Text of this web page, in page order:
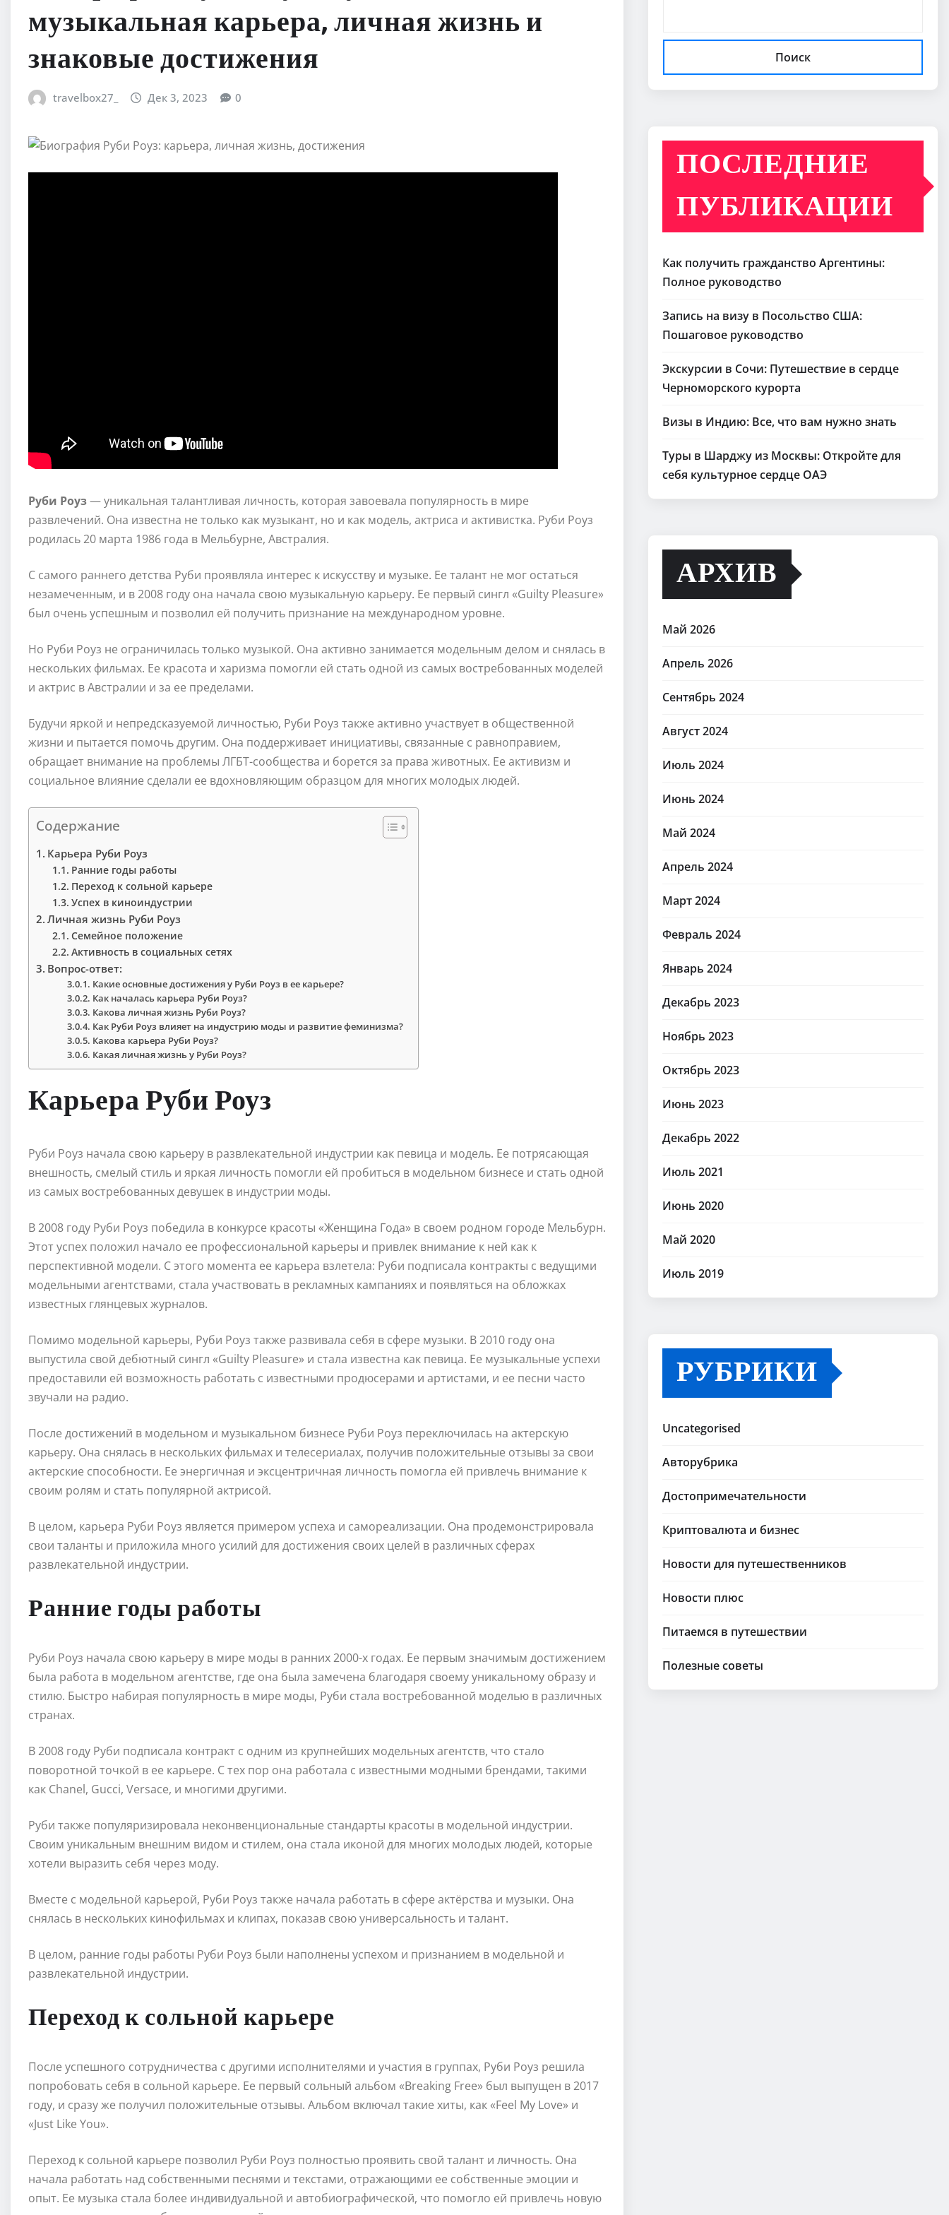
музыкальная карьера, личная жизнь и
знаковые достижения
travelbox27_ Дек 3, 2023 0
Руби Роуз— уникальная талантливая личность, которая завоевала популярность в мире
развлечений. Она известна не только как музыкант, но и как модель, актриса и активистка. Руби Роуз
родилась 20 марта 1986 года в Мельбурне, Австралия.
С самого раннего детства Руби проявляла интерес к искусству и музыке. Ее талант не мог остаться
незамеченным, и в 2008 году она начала свою музыкальную карьеру. Ее первый сингл «Guilty Pleasure»
был очень успешным и позволил ей получить признание на международном уровне.
Но Руби Роуз не ограничилась только музыкой. Она активно занимается модельным делом и снялась в
нескольких фильмах. Ее красота и харизма помогли ей стать одной из самых востребованных моделей
и актрис в Австралии и за ее пределами.
Будучи яркой и непредсказуемой личностью, Руби Роуз также активно участвует в общественной
жизни и пытается помочь другим. Она поддерживает инициативы, связанные с равноправием,
обращает внимание на проблемы ЛГБТ-сообщества и борется за права животных. Ее активизм и
социальное влияние сделали ее вдохновляющим образцом для многих молодых людей.
Содержание
Карьера Руби Роуз
Ранние годы работы
Переход к сольной карьере
Успех в киноиндустрии
Личная жизнь Руби Роуз
Семейное положение
Активность в социальных сетях
Вопрос-ответ:
Какие основные достижения у Руби Роуз в ее карьере?
Как началась карьера Руби Роуз?
Какова личная жизнь Руби Роуз?
Как Руби Роуз влияет на индустрию моды и развитие феминизма?
Какова карьера Руби Роуз?
Какая личная жизнь у Руби Роуз?
Карьера Руби Роуз
Руби Роуз начала свою карьеру в развлекательной индустрии как певица и модель. Ее потрясающая
внешность, смелый стиль и яркая личность помогли ей пробиться в модельном бизнесе и стать одной
из самых востребованных девушек в индустрии моды.
В 2008 году Руби Роуз победила в конкурсе красоты «Женщина Года» в своем родном городе Мельбурн.
Этот успех положил начало ее профессиональной карьеры и привлек внимание к ней как к
перспективной модели. С этого момента ее карьера взлетела: Руби подписала контракты с ведущими
модельными агентствами, стала участвовать в рекламных кампаниях и появляться на обложках
известных глянцевых журналов.
Помимо модельной карьеры, Руби Роуз также развивала себя в сфере музыки. В 2010 году она
выпустила свой дебютный сингл «Guilty Pleasure» и стала известна как певица. Ее музыкальные успехи
предоставили ей возможность работать с известными продюсерами и артистами, и ее песни часто
звучали на радио.
После достижений в модельном и музыкальном бизнесе Руби Роуз переключилась на актерскую
карьеру. Она снялась в нескольких фильмах и телесериалах, получив положительные отзывы за свои
актерские способности. Ее энергичная и эксцентричная личность помогла ей привлечь внимание к
своим ролям и стать популярной актрисой.
В целом, карьера Руби Роуз является примером успеха и самореализации. Она продемонстрировала
свои таланты и приложила много усилий для достижения своих целей в различных сферах
развлекательной индустрии.
Ранние годы работы
Руби Роуз начала свою карьеру в мире моды в ранних 2000-х годах. Ее первым значимым достижением
была работа в модельном агентстве, где она была замечена благодаря своему уникальному образу и
стилю. Быстро набирая популярность в мире моды, Руби стала востребованной моделью в различных
странах.
В 2008 году Руби подписала контракт с одним из крупнейших модельных агентств, что стало
поворотной точкой в ее карьере. С тех пор она работала с известными модными брендами, такими
как Chanel, Gucci, Versace, и многими другими.
Руби также популяризировала неконвенциональные стандарты красоты в модельной индустрии.
Своим уникальным внешним видом и стилем, она стала иконой для многих молодых людей, которые
хотели выразить себя через моду.
Вместе с модельной карьерой, Руби Роуз также начала работать в сфере актёрства и музыки. Она
снялась в нескольких кинофильмах и клипах, показав свою универсальность и талант.
В целом, ранние годы работы Руби Роуз были наполнены успехом и признанием в модельной и
развлекательной индустрии.
Переход к сольной карьере
После успешного сотрудничества с другими исполнителями и участия в группах, Руби Роуз решила
попробовать себя в сольной карьере. Ее первый сольный альбом «Breaking Free» был выпущен в 2017
году, и сразу же получил положительные отзывы. Альбом включал такие хиты, как «Feel My Love» и
«Just Like You».
Переход к сольной карьере позволил Руби Роуз полностью проявить свой талант и личность. Она
начала работать над собственными песнями и текстами, отражающими ее собственные эмоции и
опыт. Ее музыка стала более индивидуальной и автобиографической, что помогло ей привлечь новую
Поиск
ПОСЛЕДНИЕ
ПУБЛИКАЦИИ
Как получить гражданство Аргентины:
Полное руководство
Запись на визу в Посольство США:
Пошаговое руководство
Экскурсии в Сочи: Путешествие в сердце
Черноморского курорта
Визы в Индию: Все, что вам нужно знать
Туры в Шарджу из Москвы: Откройте для
себя культурное сердце ОАЭ
АРХИВ
Май 2026
Апрель 2026
Сентябрь 2024
Август 2024
Июль 2024
Июнь 2024
Май 2024
Апрель 2024
Март 2024
Февраль 2024
Январь 2024
Декабрь 2023
Ноябрь 2023
Октябрь 2023
Июнь 2023
Декабрь 2022
Июль 2021
Июнь 2020
Май 2020
Июль 2019
РУБРИКИ
Uncategorised
Авторубрика
Достопримечательности
Криптовалюта и бизнес
Новости для путешественников
Новости плюс
Питаемся в путешествии
Полезные советы